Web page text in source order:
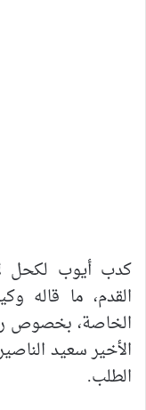
كدب أيوب لكحل
القدم، ما قاله
الخاصة، بخصوص
الأخير سعيد
الطلب.